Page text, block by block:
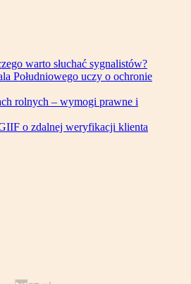
warto słuchać sygnalistów?
Południowego uczy o ochronie
rolnych – wymogi prawne i
o zdalnej weryfikacji klienta